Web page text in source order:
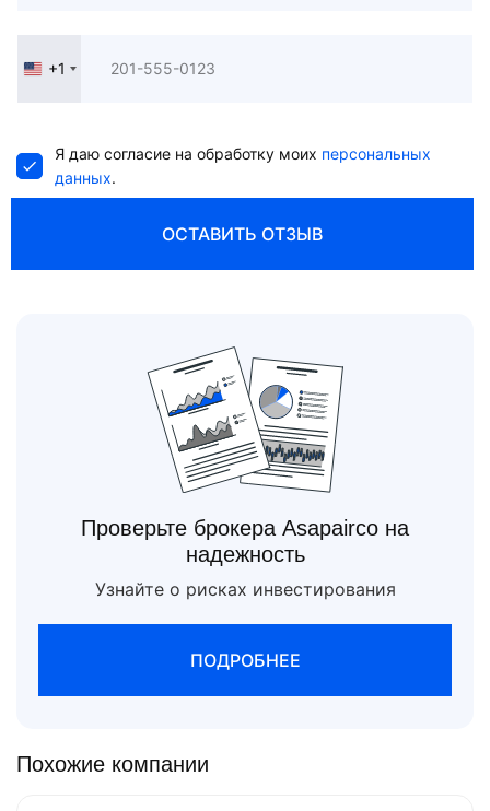
United
+1
Я даю согласие на обработку моих персональных
данных.
ОСТАВИТЬ ОТЗЫВ
Проверьте брокера Asapairco на
надежность
Узнайте о рисках инвестирования
ПОДРОБНЕЕ
Похожие компании